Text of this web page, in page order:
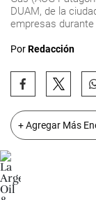
DUAM, de la
empresas
PorRedacción
+ Agregar Más